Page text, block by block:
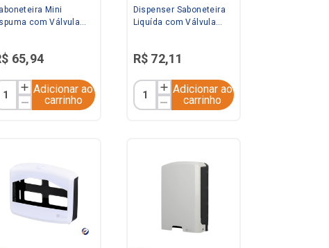
Mini
com Válvula
65,94
Adicionar ao
carrinho
Dispenser Saboneteira
Liquída com Válvula
R$ 72,11
Adicionar ao
carrinho